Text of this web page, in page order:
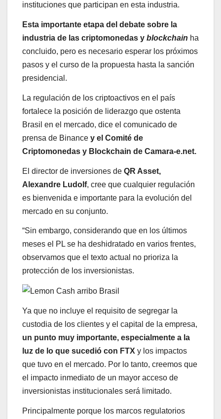
instituciones que participan en esta industria.
Esta importante etapa del debate sobre la
industria de las criptomonedas y blockchain ha
concluido, pero es necesario esperar los próximos
pasos y el curso de la propuesta hasta la sanción
presidencial.
La regulación de los criptoactivos en el país
fortalece la posición de liderazgo que ostenta
Brasil en el mercado, dice el comunicado de
prensa de Binance y el Comité de
Criptomonedas y Blockchain de Camara-e.net.
El director de inversiones de QR Asset,
Alexandre Ludolf, cree que cualquier regulación
es bienvenida e importante para la evolución del
mercado en su conjunto.
“Sin embargo, considerando que en los últimos
meses el PL se ha deshidratado en varios frentes,
observamos que el texto actual no prioriza la
protección de los inversionistas.
Ya que no incluye el requisito de segregar la
custodia de los clientes y el capital de la empresa,
un punto muy importante, especialmente a la
luz de lo que sucedió con FTX y los impactos
que tuvo en el mercado. Por lo tanto, creemos que
el impacto inmediato de un mayor acceso de
inversionistas institucionales será limitado.
Principalmente porque los marcos regulatorios